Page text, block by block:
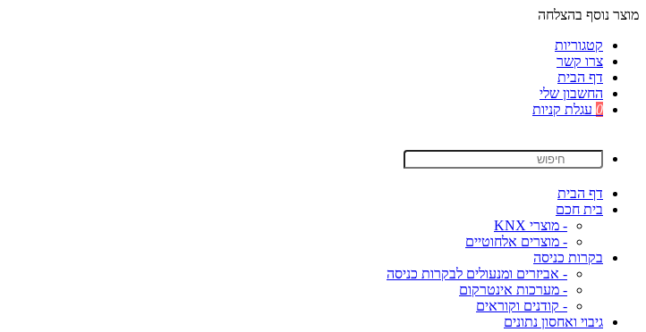
מוצר נוסף בהצלחה
קטגוריות
צרו קשר
דף הבית
החשבון שלי
0 עגלת קניות
דף הבית
בית חכם
- מוצרי KNX
- מוצרים אלחוטיים
בקרות כניסה
- אביזרים ומנעולים לבקרות כניסה
- מערכות אינטרקום
- קודנים וקוראים
גיבוי ואחסון נתונים